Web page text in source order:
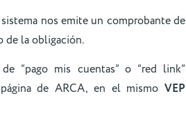
nos emite un comprobante de
de la obligación.
“pago mis cuentas” o “red link”
de ARCA, en el mismo VEP